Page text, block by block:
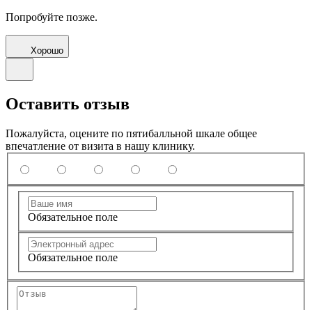
Попробуйте позже.
Хорошо
Оставить отзыв
Пожалуйста, оцените по пятибалльной шкале общее
впечатление от визита в нашу клинику.
Обязательное поле
Обязательное поле